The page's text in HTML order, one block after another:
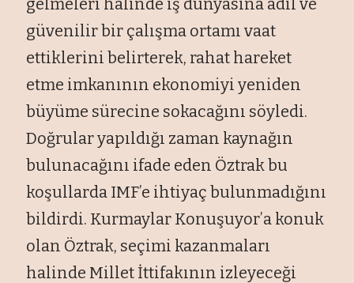
güvenilir bir çalışma ortamı vaat
ettiklerini belirterek, rahat hareket
etme imkanının ekonomiyi yeniden
büyüme sürecine sokacağını söyledi.
Doğrular yapıldığı zaman kaynağın
bulunacağını ifade eden Öztrak bu
koşullarda IMF’e ihtiyaç bulunmadığını
bildirdi. Kurmaylar Konuşuyor’a konuk
olan Öztrak, seçimi kazanmaları
halinde Millet İttifakının izleyeceği